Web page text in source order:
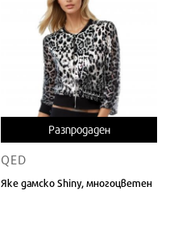
Разпродаден
QED
Яке дамско Shiny, многоцветен